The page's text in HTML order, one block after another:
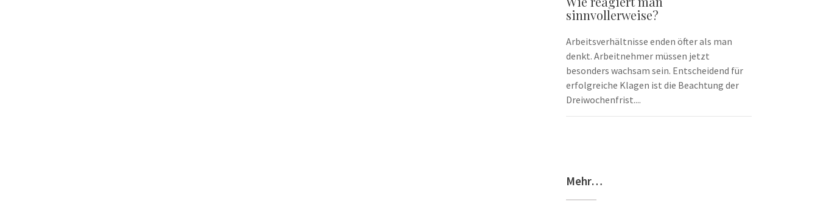
sinnvollerweise?
Arbeitsverhältnisse enden öfter als man
denkt. Arbeitnehmer müssen jetzt
besonders wachsam sein. Entscheidend für
erfolgreiche Klagen ist die Beachtung der
Dreiwochenfrist....
Mehr…